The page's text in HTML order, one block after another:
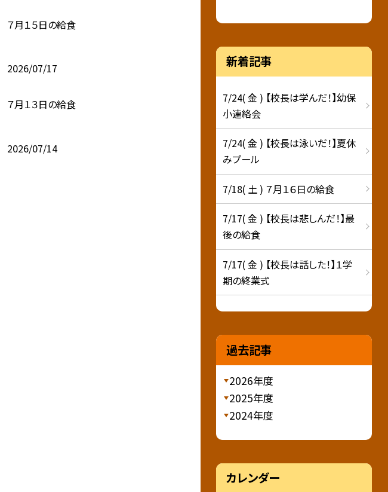
７月１５日の給食
2026/07/17
７月１３日の給食
2026/07/14
新着記事
7/24( 金 ) 【校長は学んだ！】幼保
小連絡会
7/24( 金 ) 【校長は泳いだ！】夏休
みプール
7/18( 土 ) ７月１６日の給食
7/17( 金 ) 【校長は悲しんだ！】最
後の給食
7/17( 金 ) 【校長は話した！】１学
期の終業式
過去記事
2026年度
2025年度
2024年度
カレンダー